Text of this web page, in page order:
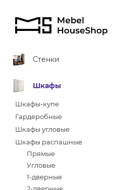
Стенки
Шкафы
Шкафы-купе
Гардеробные
Шкафы угловые
Шкафы распашные
Прямые
Угловые
1-дверные